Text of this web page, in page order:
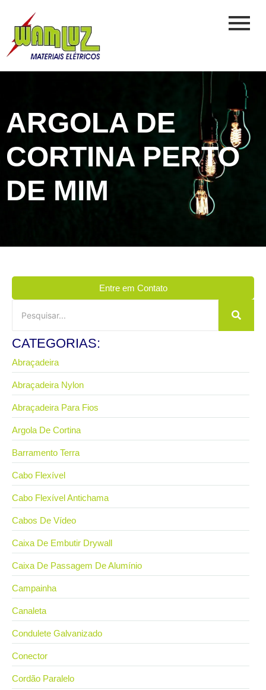
ARGOLA DE
CORTINA PERTO
DE MIM
Entre em Contato
CATEGORIAS:
Abraçadeira
Abraçadeira Nylon
Abraçadeira Para Fios
Argola De Cortina
Barramento Terra
Cabo Flexível
Cabo Flexível Antichama
Cabos De Vídeo
Caixa De Embutir Drywall
Caixa De Passagem De Alumínio
Campainha
Canaleta
Condulete Galvanizado
Conector
Cordão Paralelo